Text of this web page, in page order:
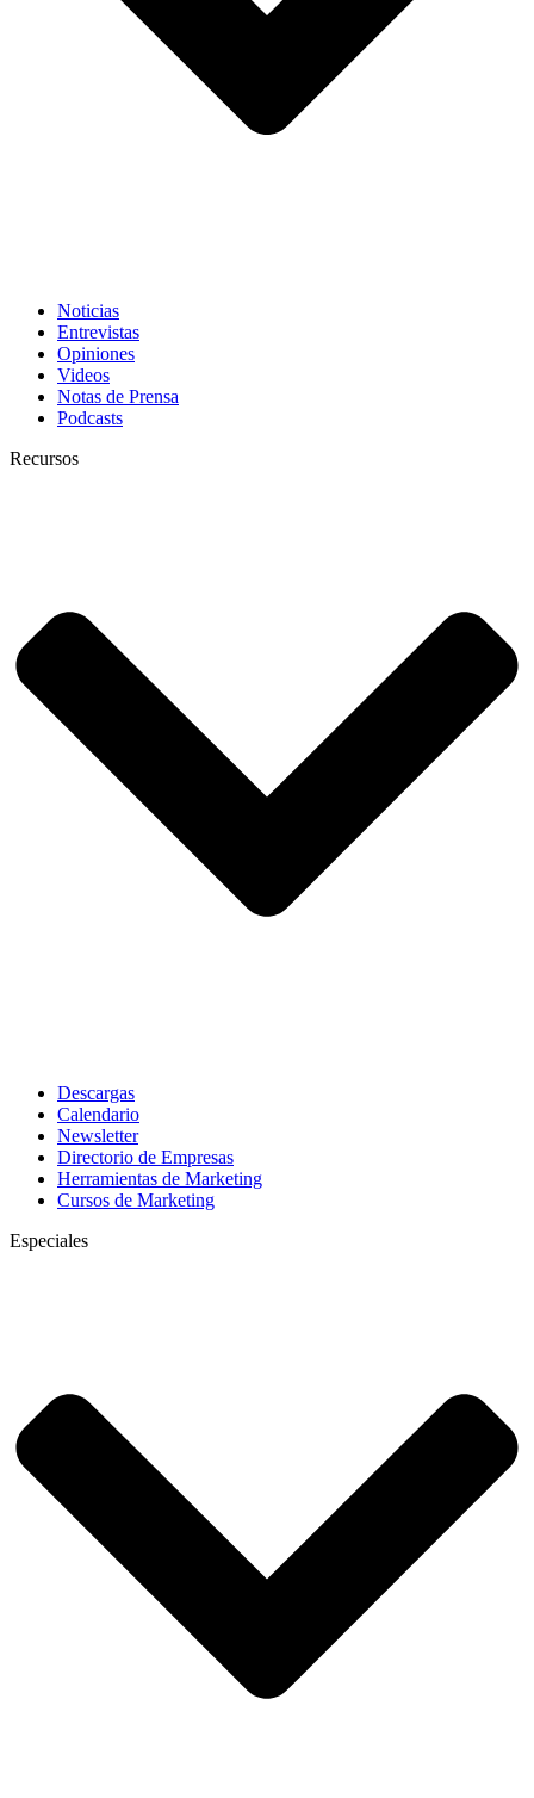
Noticias
Entrevistas
Opiniones
Videos
Notas de Prensa
Podcasts
Recursos
Descargas
Calendario
Newsletter
Directorio de Empresas
Herramientas de Marketing
Cursos de Marketing
Especiales